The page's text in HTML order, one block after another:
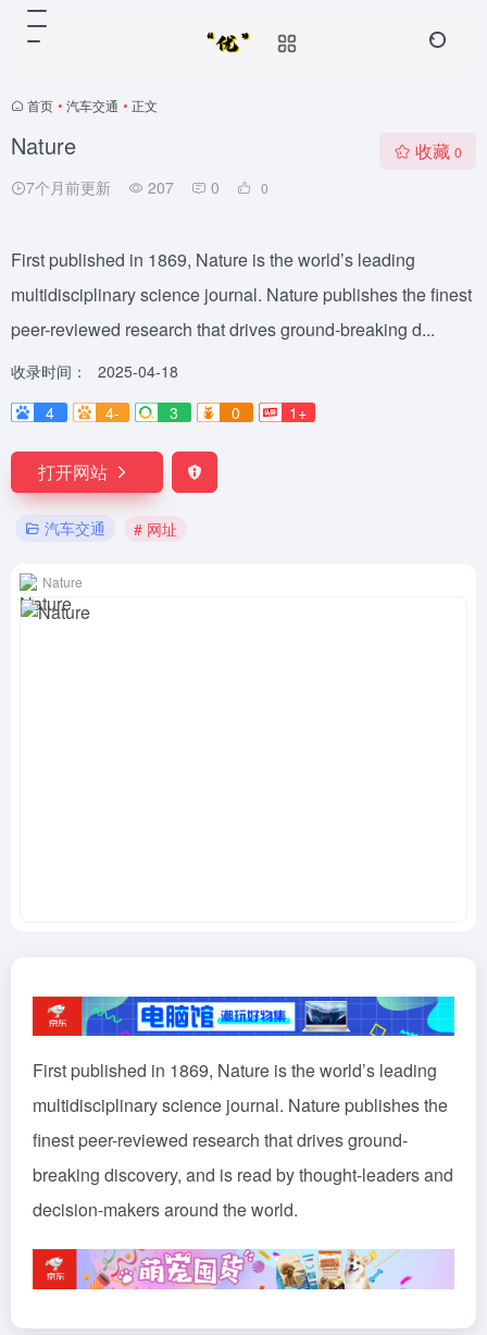
首页 • 汽车交通 • 正文
Nature
7个月前更新 207 0 0
收藏 0
First published in 1869, Nature is the world’s leading
multidisciplinary science journal. Nature publishes the finest
peer-reviewed research that drives ground-breaking d...
收录时间：
2025-04-18
4
4- 3 0 1+
打开网站
汽车交通 # 网址
Nature
First published in 1869, Nature is the world’s leading
multidisciplinary science journal. Nature publishes the
finest peer-reviewed research that drives ground-
breaking discovery, and is read by thought-leaders and
decision-makers around the world.